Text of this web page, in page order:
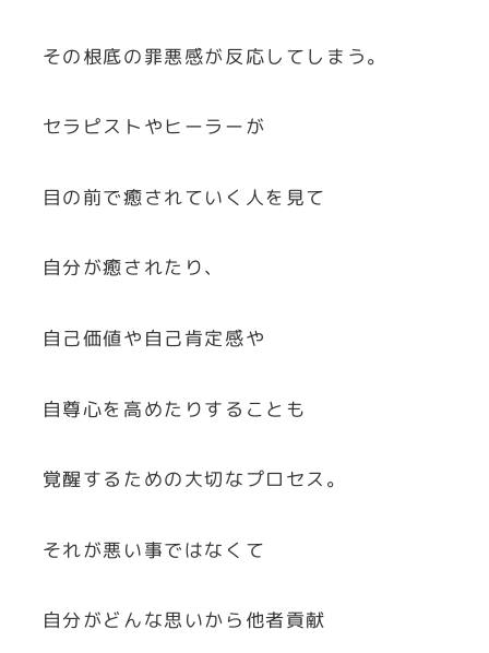
その根底の罪悪感が反応してしまう。
セラピストやヒーラーが
目の前で癒されていく人を見て
自分が癒されたり、
自己価値や自己肯定感や
自尊心を高めたりすることも
覚醒するための大切なプロセス。
それが悪い事ではなくて
自分がどんな思いから他者貢献